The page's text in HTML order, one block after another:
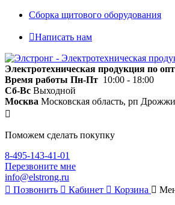
Сборка щитового оборудования
Написать нам
Электротехническая продукция по
Время работы Пн-Пт 10:00 - 18:00
Сб-Вс Выходной
Москва Московская область, рп
Поможем сделать покупку
8-495-143-41-01
Перезвоните мне
info@elstrong.ru
Позвонить
Кабинет Корзина